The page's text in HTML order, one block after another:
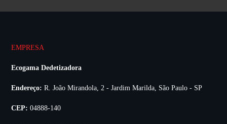
EMPRESA
Ecogama Dedetizadora
Endereço: R. João Mirandola, 2 - Jardim Marilda, São Paulo - SP
CEP: 04888-140